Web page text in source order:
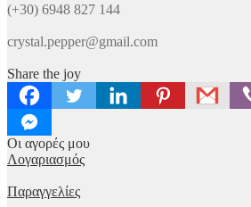
(+30) 6948 827 144
crystal.pepper@gmail.com
Share the joy
Οι αγορές μου
Λογαριασμός
Παραγγελίες